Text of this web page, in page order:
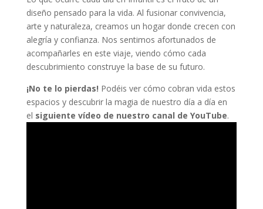
diseño pensado para la vida. Al fusionar convivencia,
arte y naturaleza, creamos un hogar donde crecen con
alegría y confianza. Nos sentimos afortunados de
acompañarles en este viaje, viendo cómo cada
descubrimiento construye la base de su futuro.
¡No te lo pierdas! Podéis ver cómo cobran vida estos
espacios y descubrir la magia de nuestro día a día en
el siguiente vídeo de nuestro canal de YouTube.